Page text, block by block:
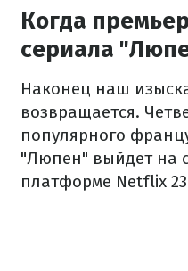
Когда
сериала
Наконец наш
возвращается.
популярного
"Люпен" выйдет на
платформе Netflix